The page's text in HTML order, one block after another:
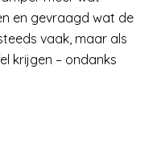
en gevraagd wat de
vaak, maar als
krijgen – ondanks